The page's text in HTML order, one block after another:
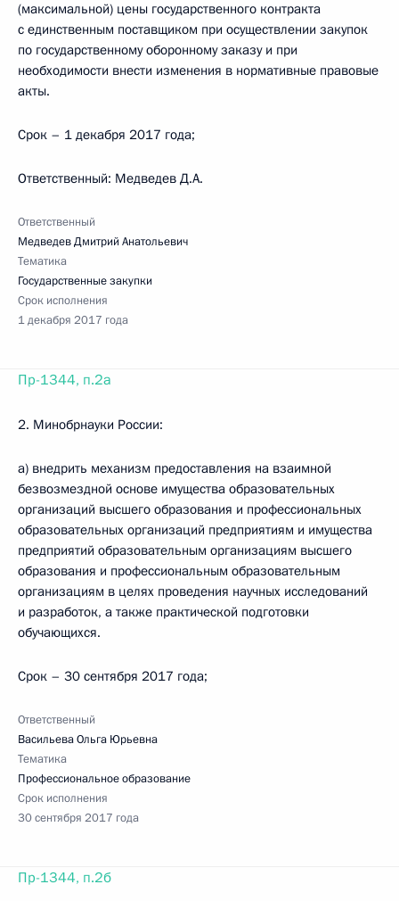
(максимальной) цены государственного контракта
с единственным поставщиком при осуществлении закупок
по государственному оборонному заказу и при
необходимости внести изменения в нормативные правовые
акты.
Срок – 1 декабря 2017 года;
Ответственный: Медведев Д.А.
Ответственный
Медведев Дмитрий Анатольевич
Тематика
Государственные закупки
Срок исполнения
1 декабря 2017 года
Пр-1344, п.2а
2. Минобрнауки России:
а) внедрить механизм предоставления на взаимной
безвозмездной основе имущества образовательных
организаций высшего образования и профессиональных
образовательных организаций предприятиям и имущества
предприятий образовательным организациям высшего
образования и профессиональным образовательным
организациям в целях проведения научных исследований
и разработок, а также практической подготовки
обучающихся.
Срок – 30 сентября 2017 года;
Ответственный
Васильева Ольга Юрьевна
Тематика
Профессиональное образование
Срок исполнения
30 сентября 2017 года
Пр-1344, п.2б